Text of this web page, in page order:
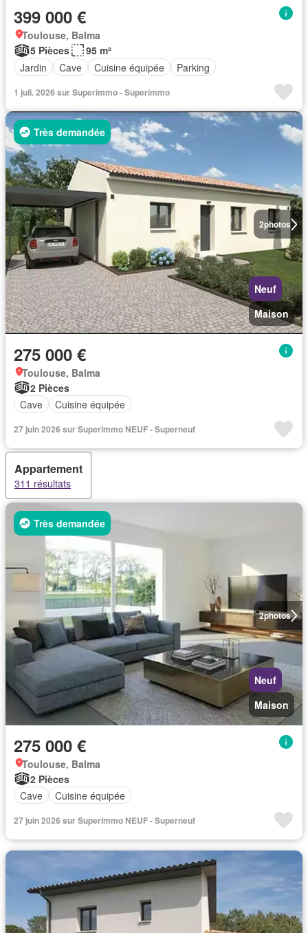
399 000 €
Toulouse, Balma
5 Pièces
95 m²
Jardin
Cave Cuisine équipée Parking
1 juil. 2026 sur Superimmo - Superimmo
2photos
Très demandée
Neuf
Maison
275 000 €
Toulouse, Balma
2 Pièces
Cave
Cuisine équipée
27 juin 2026 sur Superimmo NEUF - Superneuf
Appartement
311 résultats
2photos
Très demandée
Neuf
Maison
275 000 €
Toulouse, Balma
2 Pièces
Cave
Cuisine équipée
27 juin 2026 sur Superimmo NEUF - Superneuf